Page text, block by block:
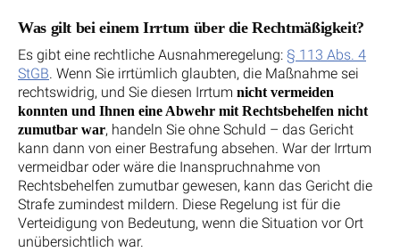
Was gilt bei einem Irrtum über die Rechtmäßigkeit?
Es gibt eine rechtliche Ausnahmeregelung: § 113 Abs. 4
StGB. Wenn Sie irrtümlich glaubten, die Maßnahme sei
rechtswidrig, und Sie diesen Irrtum nicht vermeiden
konnten und Ihnen eine Abwehr mit Rechtsbehelfen nicht
zumutbar war, handeln Sie ohne Schuld – das Gericht
kann dann von einer Bestrafung absehen. War der Irrtum
vermeidbar oder wäre die Inanspruchnahme von
Rechtsbehelfen zumutbar gewesen, kann das Gericht die
Strafe zumindest mildern. Diese Regelung ist für die
Verteidigung von Bedeutung, wenn die Situation vor Ort
unübersichtlich war.